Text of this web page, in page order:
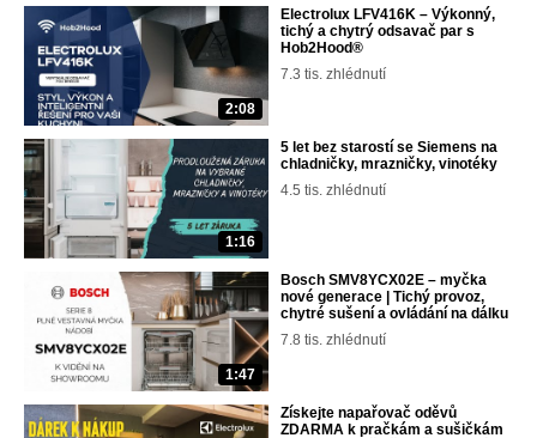
2:08
Electrolux LFV416K – Výkonný,
tichý a chytrý odsavač par s
Hob2Hood®
7.3 tis. zhlédnutí
1:16
5 let bez starostí se Siemens na
chladničky, mrazničky, vinotéky
4.5 tis. zhlédnutí
1:47
Bosch SMV8YCX02E – myčka
nové generace | Tichý provoz,
chytré sušení a ovládání na dálku
7.8 tis. zhlédnutí
Získejte napařovač oděvů
ZDARMA k pračkám a sušičkám